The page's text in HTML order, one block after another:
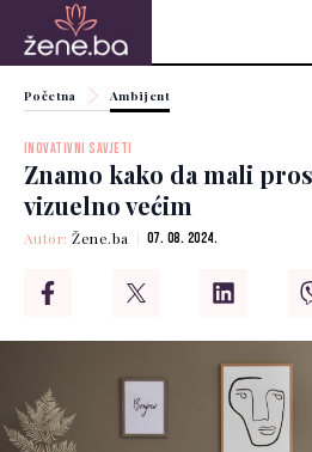
Početna Ambijent
INOVATIVNI SAVJETI
Znamo kako da mali
vizuelno većim
Autor:Žene.ba 07. 08. 2024.